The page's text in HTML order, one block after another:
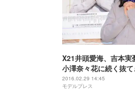
X21井頭愛海、吉本実
小澤奈々花に続く抜
うれしい」
2016.02.29 14:45
モデルプレス